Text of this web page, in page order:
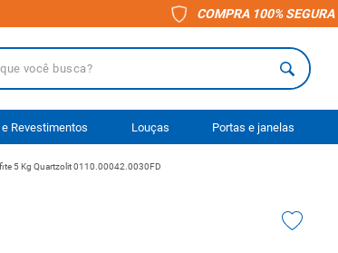
COMPRA 100% SEGURA
busca?
Revestimentos Louças Portas e janelas
5 Kg Quartzolit 0110.00042.0030FD
MAIS BUSCADOS
piso
porcelanato